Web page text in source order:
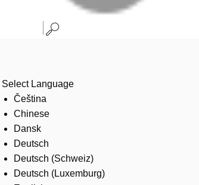
Select Language
Čeština
Chinese
Dansk
Deutsch
Deutsch (Schweiz)
Deutsch (Luxemburg)